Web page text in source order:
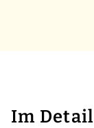
Im Detail